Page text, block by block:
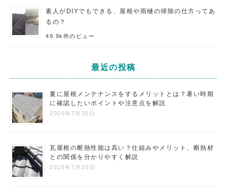
素人がDIYでもできる、屋根や雨樋の掃除の仕方ってあ
るの？
49.9k件のビュー
最近の投稿
夏に屋根メンテナンスをするメリットとは？暑い時期
に確認したいポイントや注意点を解説
2026年7月30日
瓦屋根の断熱性能は高い？仕組みやメリット、断熱材
との関係を分かりやすく解説
2026年7月20日